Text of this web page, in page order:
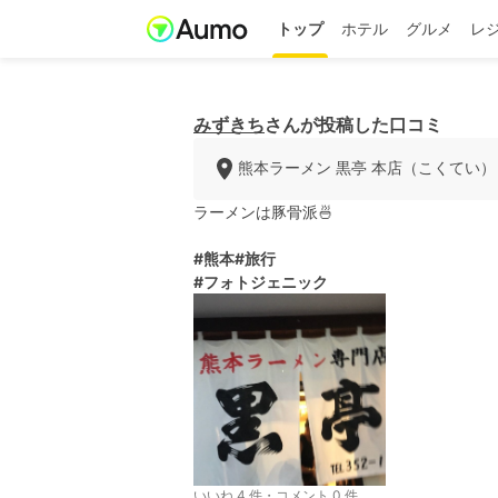
トップ ホテル グルメ レ
みずきちさんが投稿した口コミ
熊本ラーメン 黒亭 本店（こくてい）
ラーメンは豚骨派🍜
#熊本#旅行
#フォトジェニック